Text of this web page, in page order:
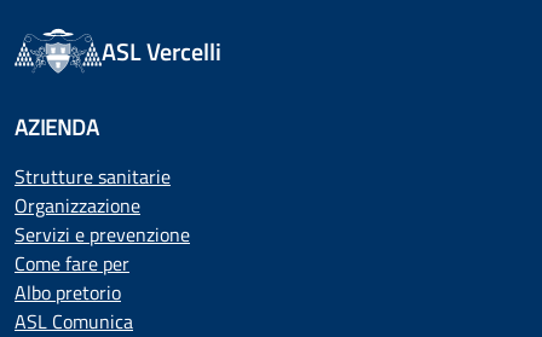
ASL Vercelli
AZIENDA
Strutture sanitarie
Organizzazione
Servizi e prevenzione
Come fare per
Albo pretorio
ASL Comunica